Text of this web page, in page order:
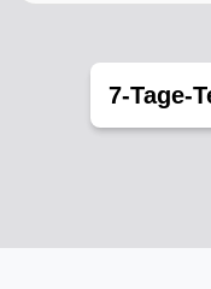
7-Tage-